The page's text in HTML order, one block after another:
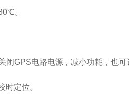
。
GPS电路电源，减小功耗，也可
定位。